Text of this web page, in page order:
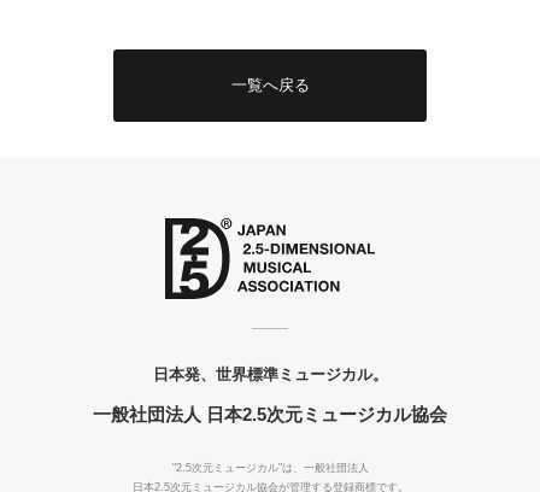
一覧へ戻る
日本発、世界標準ミュージカル。
一般社団法人 日本2.5次元ミュージカル協会
"2.5次元ミュージカル"は、一般社団法人
日本2.5次元ミュージカル協会が管理する登録商標です。